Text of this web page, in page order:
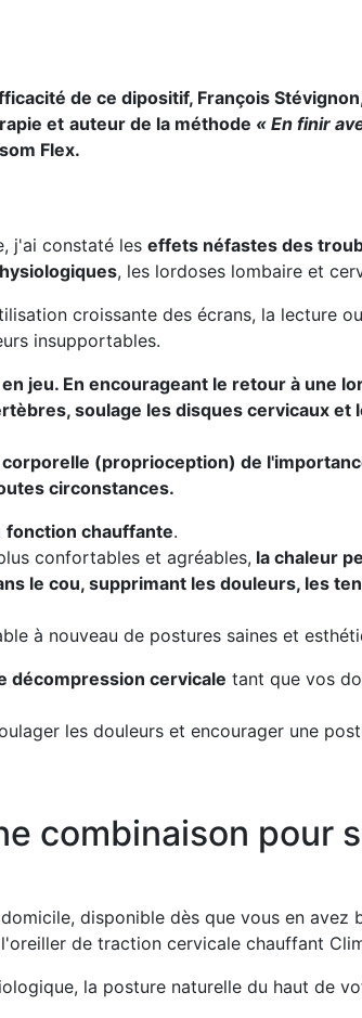
de ce dipositif, François
et auteur de la méthode « En finir
Flex.
j'ai constaté les effets néfastes des
, les lordoses lombaire et
croissante des écrans, la lecture
insupportables.
jeu. En encourageant le retour à une
soulage les disques cervicaux et
(proprioception) de
circonstances.
fonction chauffante.
confortables et agréables, la chaleur
le cou, supprimant les douleurs, les
à nouveau de postures saines et
décompression cervicale tant que vos
les douleurs et encourager une
combinaison pour
disponible dès que vous en avez
de traction cervicale chauffant
, la posture naturelle du haut de